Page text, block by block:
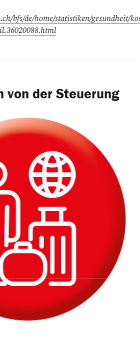
bfs/de/home/statistiken/gesundheit/
von der Steuerung